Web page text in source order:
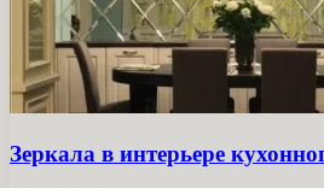
Зеркала в интерьере